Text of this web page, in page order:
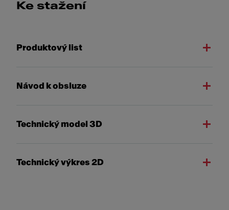
Ke stažení
Produktový list
Návod k obsluze
Technický model 3D
Technický výkres 2D